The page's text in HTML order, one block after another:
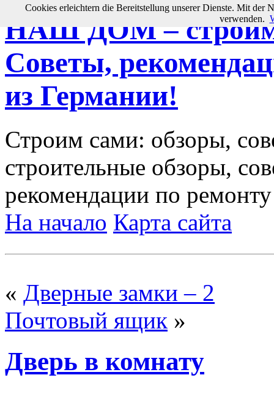
НАШ ДОМ – строим
Советы,
из Германии!
Строим сами: обзоры,
строительные обзоры,
рекомендации по ремонту
На начало Карта сайта
« Дверные замки – 2
Почтовый ящик »
Дверь в комнату
Cookies erleichtern die Bereitstellung unserer Dienste. Mit der
verwenden.